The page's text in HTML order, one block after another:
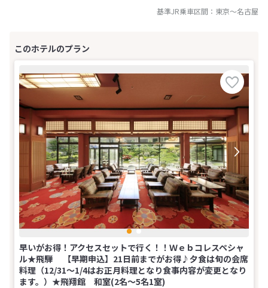
基準JR乗車区間： 東京～名古屋
早いがお得！アクセスセットで行く！！Ｗｅｂコレスペシャ
ル★飛騨 【早期申込】21日前までがお得♪夕食は旬の会席
料理（12/31～1/4はお正月料理となり食事内容が変更となり
ます。）★飛翔館 和室(2名～5名1室)